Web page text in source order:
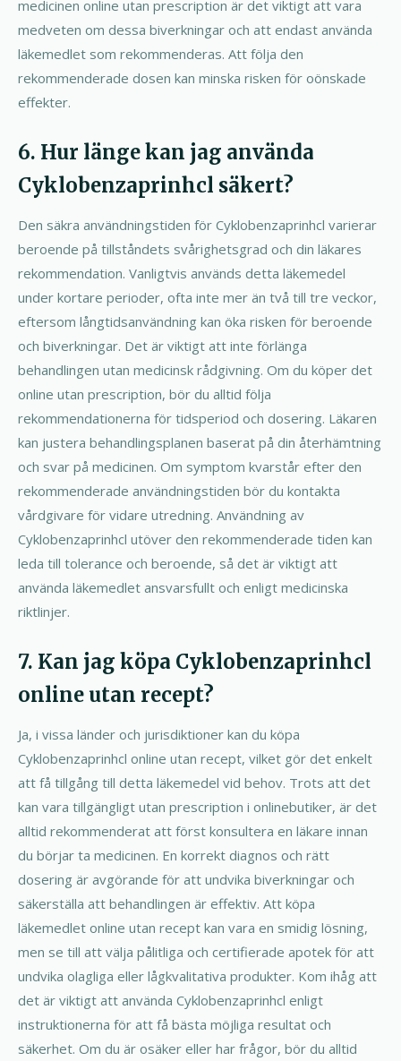
medicinen online utan prescription är det viktigt att vara
medveten om dessa biverkningar och att endast använda
läkemedlet som rekommenderas. Att följa den
rekommenderade dosen kan minska risken för oönskade
effekter.
6. Hur länge kan jag använda
Cyklobenzaprinhcl säkert?
Den säkra användningstiden för Cyklobenzaprinhcl varierar
beroende på tillståndets svårighetsgrad och din läkares
rekommendation. Vanligtvis används detta läkemedel
under kortare perioder, ofta inte mer än två till tre veckor,
eftersom långtidsanvändning kan öka risken för beroende
och biverkningar. Det är viktigt att inte förlänga
behandlingen utan medicinsk rådgivning. Om du köper det
online utan prescription, bör du alltid följa
rekommendationerna för tidsperiod och dosering. Läkaren
kan justera behandlingsplanen baserat på din återhämtning
och svar på medicinen. Om symptom kvarstår efter den
rekommenderade användningstiden bör du kontakta
vårdgivare för vidare utredning. Användning av
Cyklobenzaprinhcl utöver den rekommenderade tiden kan
leda till tolerance och beroende, så det är viktigt att
använda läkemedlet ansvarsfullt och enligt medicinska
riktlinjer.
7. Kan jag köpa Cyklobenzaprinhcl
online utan recept?
Ja, i vissa länder och jurisdiktioner kan du köpa
Cyklobenzaprinhcl online utan recept, vilket gör det enkelt
att få tillgång till detta läkemedel vid behov. Trots att det
kan vara tillgängligt utan prescription i onlinebutiker, är det
alltid rekommenderat att först konsultera en läkare innan
du börjar ta medicinen. En korrekt diagnos och rätt
dosering är avgörande för att undvika biverkningar och
säkerställa att behandlingen är effektiv. Att köpa
läkemedlet online utan recept kan vara en smidig lösning,
men se till att välja pålitliga och certifierade apotek för att
undvika olagliga eller lågkvalitativa produkter. Kom ihåg att
det är viktigt att använda Cyklobenzaprinhcl enligt
instruktionerna för att få bästa möjliga resultat och
säkerhet. Om du är osäker eller har frågor, bör du alltid